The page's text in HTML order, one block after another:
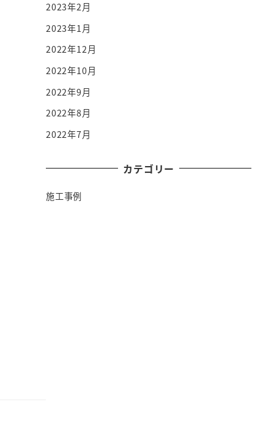
2023年2月
2023年1月
2022年12月
2022年10月
2022年9月
2022年8月
2022年7月
カテゴリー
施工事例